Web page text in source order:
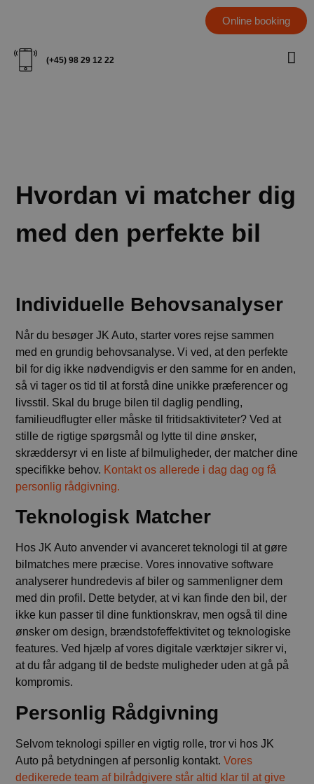
(+45) 98 29 12 22
Online booking
Hvordan vi matcher dig
med den perfekte bil
Individuelle Behovsanalyser
Når du besøger JK Auto, starter vores rejse sammen
med en grundig behovsanalyse. Vi ved, at den perfekte
bil for dig ikke nødvendigvis er den samme for en anden,
så vi tager os tid til at forstå dine unikke præferencer og
livsstil. Skal du bruge bilen til daglig pendling,
familieudflugter eller måske til fritidsaktiviteter? Ved at
stille de rigtige spørgsmål og lytte til dine ønsker,
skræddersyr vi en liste af bilmuligheder, der matcher dine
specifikke behov. Kontakt os allerede i dag dag og få
personlig rådgivning.
Teknologisk Matcher
Hos JK Auto anvender vi avanceret teknologi til at gøre
bilmatches mere præcise. Vores innovative software
analyserer hundredevis af biler og sammenligner dem
med din profil. Dette betyder, at vi kan finde den bil, der
ikke kun passer til dine funktionskrav, men også til dine
ønsker om design, brændstofeffektivitet og teknologiske
features. Ved hjælp af vores digitale værktøjer sikrer vi,
at du får adgang til de bedste muligheder uden at gå på
kompromis.
Personlig Rådgivning
Selvom teknologi spiller en vigtig rolle, tror vi hos JK
Auto på betydningen af personlig kontakt.Vores
dedikerede team af bilrådgivere står altid klar til at give